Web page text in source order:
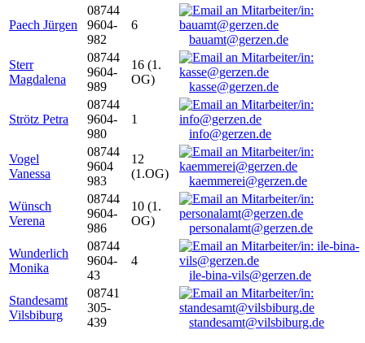
Paech Jürgen
08744
9604-
982
6
bauamt@gerzen.de
Sterr
Magdalena
08744
9604-
989
16 (1.
OG)
kasse@gerzen.de
Strötz Petra
08744
9604-
980
1
info@gerzen.de
Vogel
Vanessa
08744
9604
983
12
(1.OG)
kaemmerei@gerzen.de
Wünsch
Verena
08744
9604-
986
10 (1.
OG)
personalamt@gerzen.de
Wunderlich
Monika
08744
9604-
43
4
ile-bina-vils@gerzen.de
Standesamt
Vilsbiburg
08741
305-
439
standesamt@vilsbiburg.de